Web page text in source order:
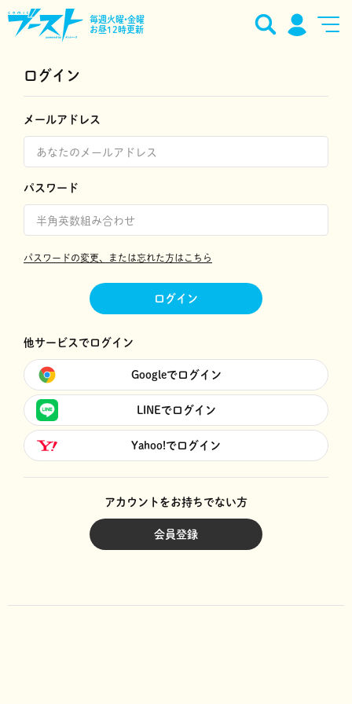
毎週火曜•金曜
お昼12時更新
ログイン
メールアドレス
パスワード
パスワードの変更、または忘れた方はこちら
ログイン
他サービスでログイン
Googleでログイン
LINEでログイン
Yahoo!でログイン
アカウントをお持ちでない方
会員登録